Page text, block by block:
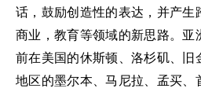
话，鼓励创造性的表达，并产生
商业，教育等领域的新思路。亚
前在美国的休斯顿、洛杉矶、旧
地区的墨尔本、马尼拉、孟买、